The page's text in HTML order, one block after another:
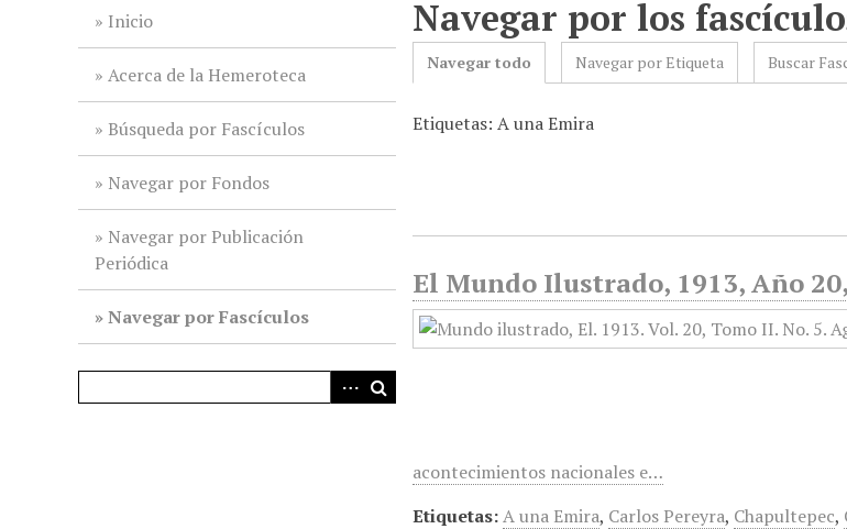
Inicio
Acerca de la Hemeroteca
Búsqueda por Fascículos
Navegar por Fondos
Navegar por Publicación
Periódica
Navegar por Fascículos
Navegar por los
Navegar todo Navegar por Etiqueta Buscar
Etiquetas: A una Emira
El Mundo Ilustrado, 1913, Año
acontecimientos nacionales e…
Etiquetas:A una Emira, Carlos Pereyra, Chapultepec,